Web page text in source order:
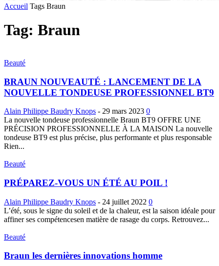
Accueil Tags Braun
Tag: Braun
Beauté
BRAUN NOUVEAUTÉ : LANCEMENT DE LA
NOUVELLE TONDEUSE PROFESSIONNEL BT9
Alain Philippe Baudry Knops - 29 mars 2023 0
La nouvelle tondeuse professionnelle Braun BT9 OFFRE UNE
PRÉCISION PROFESSIONNELLE À LA MAISON La nouvelle
tondeuse BT9 est plus précise, plus performante et plus responsable
Rien...
Beauté
PRÉPAREZ-VOUS UN ÉTÉ AU POIL !
Alain Philippe Baudry Knops - 24 juillet 2022 0
L’été, sous le signe du soleil et de la chaleur, est la saison idéale pour
affiner ses compétencesen matière de rasage du corps. Retrouvez...
Beauté
Braun les dernières innovations homme